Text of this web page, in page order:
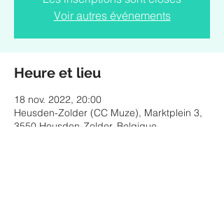
Voir autres événements
Heure et lieu
18 nov. 2022, 20:00
Heusden-Zolder (CC Muze), Marktplein 3,
3550 Heusden-Zolder, Belgique